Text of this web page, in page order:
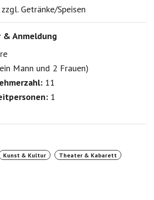
QUEEN2024
benötigt ,
60,95€
Getränke/Speisen
& Anmeldung
ein Mann und 2 Frauen)
11
1
Kunst & Kultur Theater & Kabarett